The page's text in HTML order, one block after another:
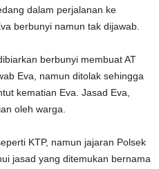
dalam perjalanan ke
berbunyi namun tak dijawab.
berbunyi membuat AT
Eva, namun ditolak sehingga
kematian Eva. Jasad Eva,
oleh warga.
KTP, namun jajaran Polsek
jasad yang ditemukan bernama